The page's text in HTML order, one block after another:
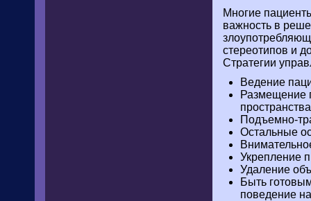
Многие
важность в
стереотипов и
Стратегии
Ведение
Размещение
Подъемно-
Остальные
Укрепление
Удаление
Быть
поведение